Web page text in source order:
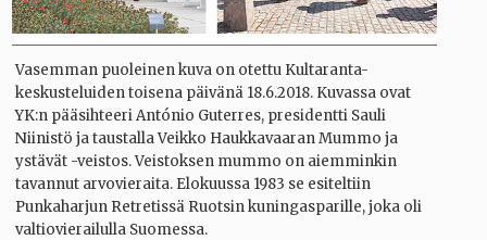
Vasemman puoleinen kuva on otettu Kultaranta-
keskusteluiden toisena päivänä 18.6.2018. Kuvassa ovat
YK:n pääsihteeri António Guterres, presidentti Sauli
Niinistö ja taustalla Veikko Haukkavaaran Mummo ja
ystävät -veistos. Veistoksen mummo on aiemminkin
tavannut arvovieraita. Elokuussa 1983 se esiteltiin
Punkaharjun Retretissä Ruotsin kuningasparille, joka oli
valtiovierailulla Suomessa.